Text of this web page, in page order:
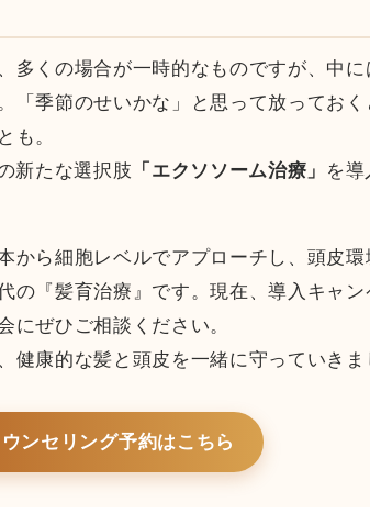
多くの場合が一時的なものですが、中
「季節のせいかな」と思って放っておく
も。
新たな選択肢 「エクソソーム治療」 を導
から細胞レベルでアプローチし、頭皮環
の『髪育治療』です。現在、導入キャン
にぜひご相談ください。
健康的な髪と頭皮を一緒に守っていきま
ンセリング予約はこちら